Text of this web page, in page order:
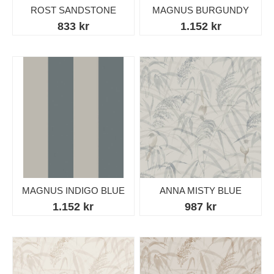
ROST SANDSTONE
833 kr
MAGNUS BURGUNDY
1.152 kr
MAGNUS INDIGO BLUE
1.152 kr
ANNA MISTY BLUE
987 kr